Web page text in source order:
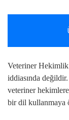
Veteriner Hekimlik
iddiasında
veteriner
bir dil kullanmaya